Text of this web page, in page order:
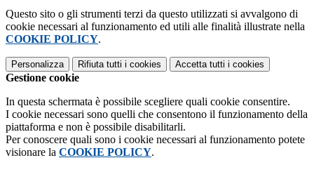
Questo sito o gli strumenti terzi da questo utilizzati si avvalgono di
cookie necessari al funzionamento ed utili alle finalità illustrate nella
COOKIE POLICY.
Personalizza Rifiuta tutti i cookies Accetta tutti i cookies
Gestione cookie
In questa schermata è possibile scegliere quali cookie consentire.
I cookie necessari sono quelli che consentono il funzionamento della
piattaforma e non è possibile disabilitarli.
Per conoscere quali sono i cookie necessari al funzionamento potete
visionare la COOKIE POLICY.